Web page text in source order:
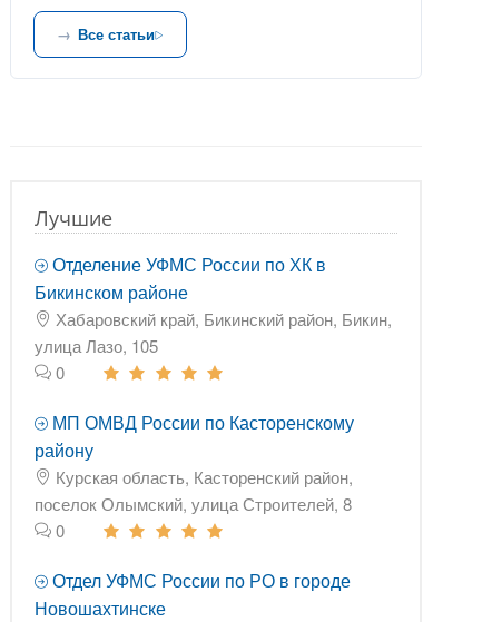
Все статьи
Лучшие
Отделение УФМС России по ХК в
Бикинском районе
Хабаровский край, Бикинский район, Бикин,
улица Лазо, 105
0
МП ОМВД России по Касторенскому
району
Курская область, Касторенский район,
поселок Олымский, улица Строителей, 8
0
Отдел УФМС России по РО в городе
Новошахтинске